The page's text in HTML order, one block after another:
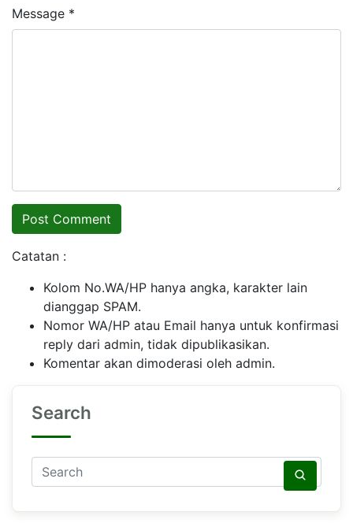
Message *
Catatan :
Kolom No.WA/HP hanya angka, karakter lain
dianggap SPAM.
Nomor WA/HP atau Email hanya untuk konfirmasi
reply dari admin, tidak dipublikasikan.
Komentar akan dimoderasi oleh admin.
Search